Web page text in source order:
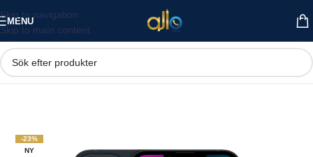
Skip to navigation
Skip to main content
MENU
-23%
NY